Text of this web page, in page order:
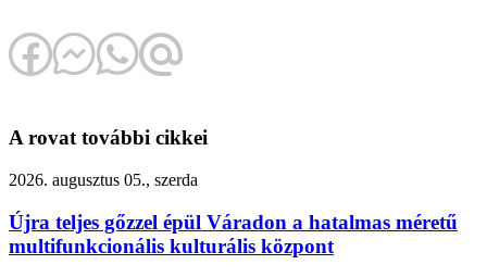
A rovat további cikkei
2026. augusztus 05., szerda
Újra teljes gőzzel épül Váradon a hatalmas méretű
multifunkcionális kulturális központ